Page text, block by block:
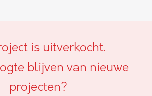
is uitverkocht.
blijven van nieuwe
projecten?